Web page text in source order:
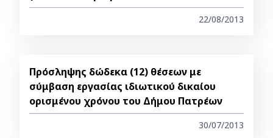
22/08/2013
Πρόσληψης δώδεκα (12) θέσεων με
σύμβαση εργασίας ιδιωτικού δικαίου
ορισμένου χρόνου του Δήμου Πατρέων
30/07/2013